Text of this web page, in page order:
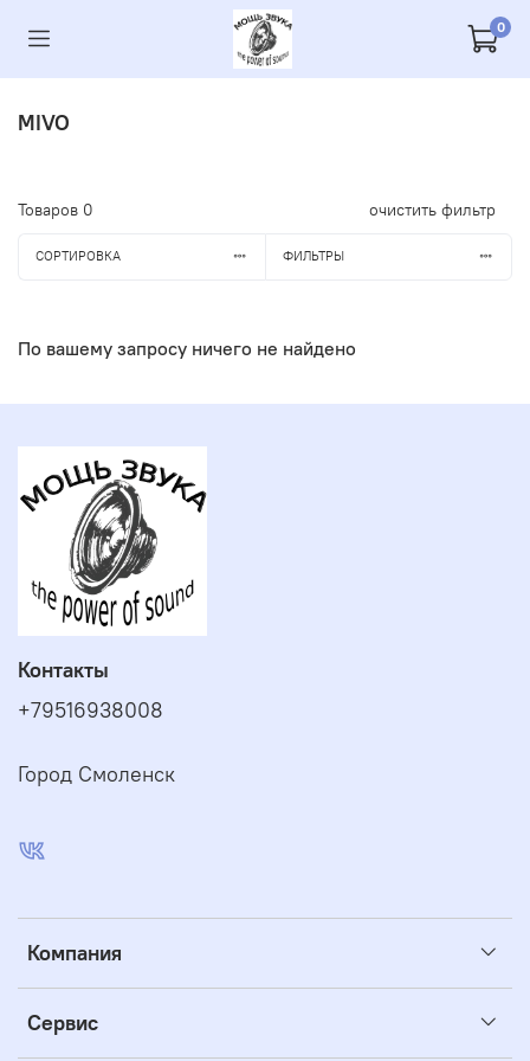
0
MIVO
Товаров 0 очистить фильтр
СОРТИРОВКА ФИЛЬТРЫ
По вашему запросу ничего не найдено
Компания
Сервис
Контакты
+79516938008
Город Смоленск